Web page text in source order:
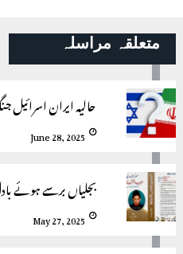
متعلقہ مراسلہ
حالیہ ایران
June 28, 2025
بجلیاں برسے ہوئے
May 27, 2025